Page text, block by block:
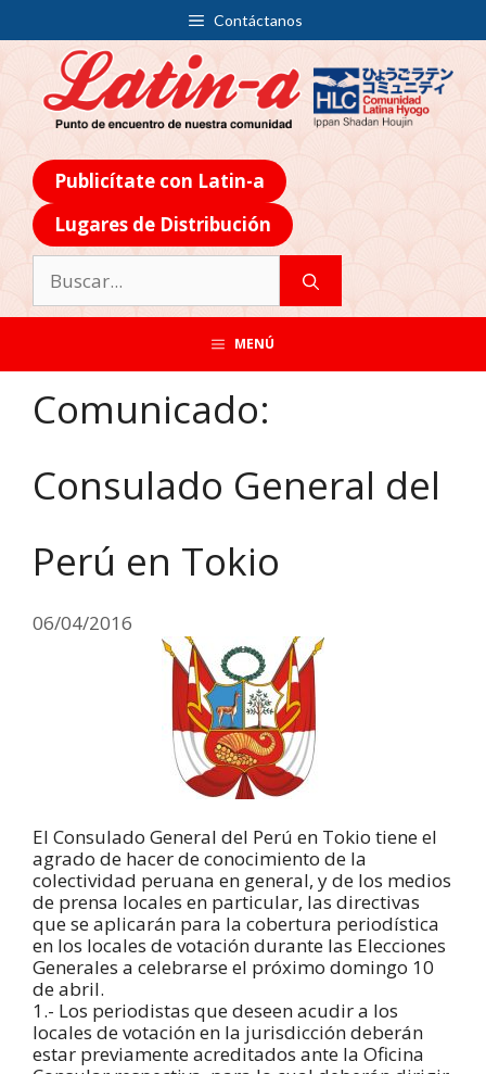
Contáctanos
Publicítate con Latin-a
Lugares de Distribución
MENÚ
Comunicado:
Consulado General del
Perú en Tokio
06/04/2016
El Consulado General del Perú en Tokio tiene el
agrado de hacer de conocimiento de la
colectividad peruana en general, y de los medios
de prensa locales en particular, las directivas
que se aplicarán para la cobertura periodística
en los locales de votación durante las Elecciones
Generales a celebrarse el próximo domingo 10
de abril.
1.- Los periodistas que deseen acudir a los
locales de votación en la jurisdicción deberán
estar previamente acreditados ante la Oficina